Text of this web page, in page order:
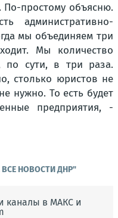
простому объясню.
административно-
мы объединяем три
Мы количество
по сути, в три раза.
столько юристов не
нужно. То есть будет
предприятия, -
ВСЕ НОВОСТИ ДНР"
каналы в МАКС и